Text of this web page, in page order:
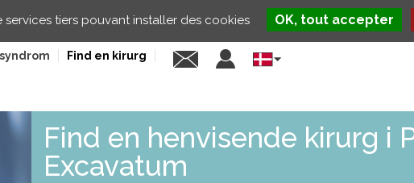
Find en kirurg
Select
your
Find en henvisende kirurg i
Excavatum
tiers pouvant installer des cookies OK, tout accepter